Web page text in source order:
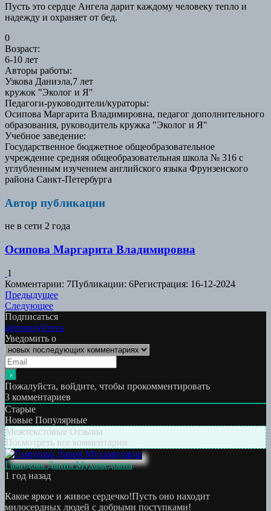
Пусть это сердце Ангела дарит каждому человеку тепло и
надежду и охраняет от бед.
0
Возраст:
6-10 лет
Авторы работы:
Узкова Даниэла,7 лет
кружок "Эколог и Я"
Педагоги-руководители/кураторы:
Осипова Маргарита Владимировна, педагог дополнительного
образования, руководитель кружка "Эколог и Я"
Учебное заведение:
Государственное бюджетное общеобразовательное
учреждение средняя общеобразовательная школа № 316 с
углубленным изучением английского языка Фрунзенского
района Санкт-Петербурга
Автор публикации
не в сети 2 года
Осипова Маргарита Владимировна
1
Комментарии: 7Публикации: 6Регистрация: 16-12-2024
Навигация
по
записям
ПредыдущееПредыдущая
СледующееСледующая
работа:
Подписаться
авторизуйтесь
Уведомить о
Пожалуйста, войдите, чтобы прокомментировать
3 комментариев
Старые
Новые Популярные
Межтекстовые Отзывы
Посмотреть все комментарии
Гамидова Дания Мухамедовна
1 год назад
Какое яркое и живое сердечко!Пусть оно находит
милосердных людей с добрыми поступками!